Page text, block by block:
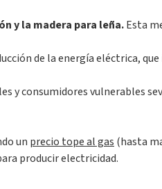
y la madera para leña.Esta
de la energía eléctrica,
y consumidores vulnerables
un precio tope al gas (hasta
producir electricidad.